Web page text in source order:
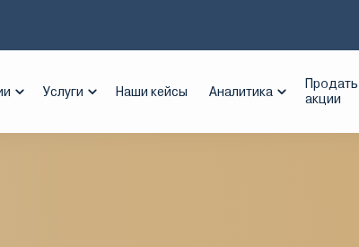
Услуги Наши кейсы Аналитика
Продать
акции
04, 2010 - ТГК-1